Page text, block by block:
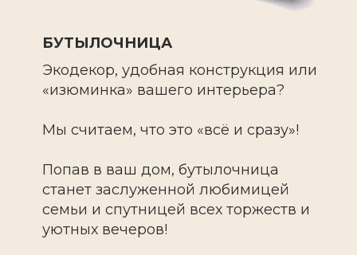
БУТЫЛОЧНИЦА
Экодекор, удобная конструкция или
«изюминка» вашего интерьера?
Мы считаем, что это «всё и сразу»!
Попав в ваш дом, бутылочница
станет заслуженной любимицей
семьи и спутницей всех торжеств и
уютных вечеров!